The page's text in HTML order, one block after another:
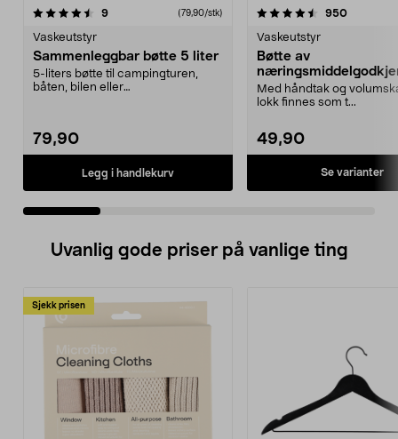
9anmeldelser (79,90/stk)
Vaskeutstyr
Sammenleggbar bøtte 5 liter
5-liters bøtte til campingturen,
båten, bilen eller
79,90
Legg i handlekurv
4.5 av 5 stjerner 950
Vaskeutstyr
Bøtte av
plast, 10 liter,
Med håndtak og
lokk finnes som t...
49,90
Se varianter
4.5 av 5 stjerner
Uvanlig gode priser på vanlige ting
Sjekk prisen